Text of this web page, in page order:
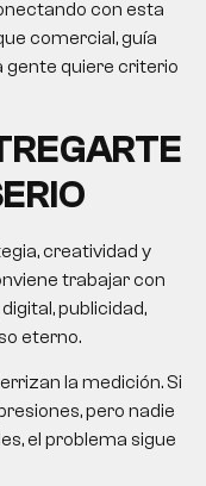
con esta
comercial, guía
gente quiere criterio
creatividad y
trabajar con
publicidad,
eterno.
la medición. Si
pero nadie
el problema sigue